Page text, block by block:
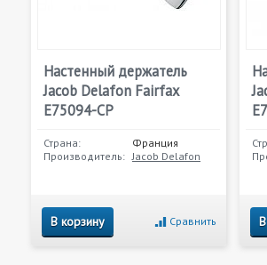
Настенный держатель
Jacob Delafon Fairfax
E75094-CP
Страна:
Франция
Производитель: Jacob Delafon
В корзину Сравнить